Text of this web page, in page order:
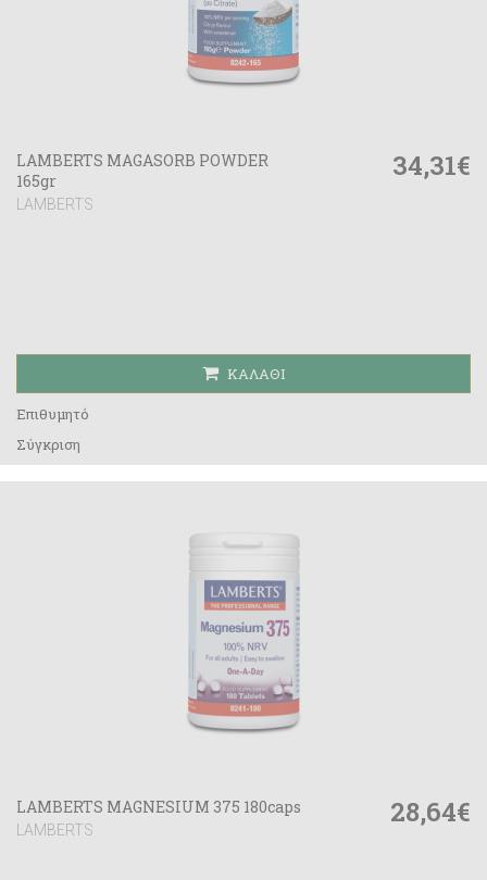
LAMBERTS MAGASORB POWDER
165gr
LAMBERTS
34,31€
ΚΑΛΆΘΙ
Επιθυμητό
Σύγκριση
LAMBERTS MAGNESIUM 375 180caps
LAMBERTS
28,64€